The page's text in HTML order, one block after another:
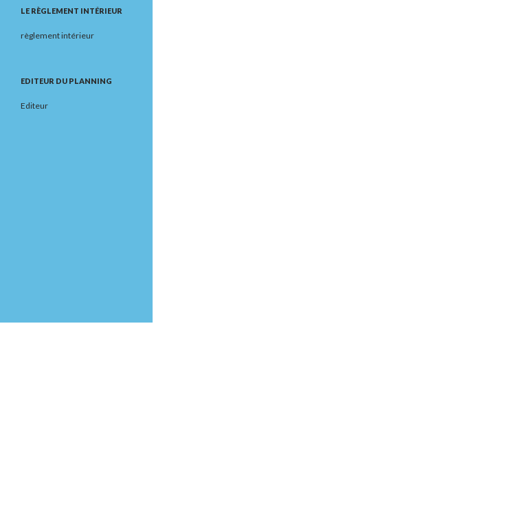
LE RÈGLEMENT INTÉRIEUR
règlement intérieur
EDITEUR DU PLANNING
Editeur